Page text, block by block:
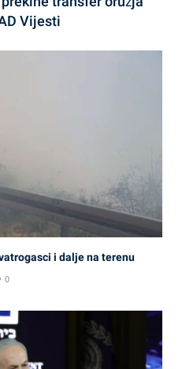
Vijesti
i dalje na terenu
0